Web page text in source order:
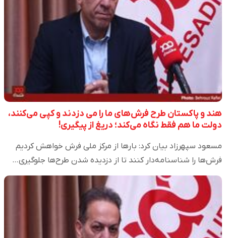
هند و پاکستان طرح‌ فرش‌های ما را می دزدند و کپی می‌کنند،
دولت ما هم فقط نگاه می‌کند؛ دریغ از پیگیری!
مسعود سپهرزاد بیان کرد: بارها از مرکز ملی فرش خواهش کردیم
فرش‌ها را شناسنامه‌دار کنند تا از دزدیده شدن طرح‌ها جلوگیری…